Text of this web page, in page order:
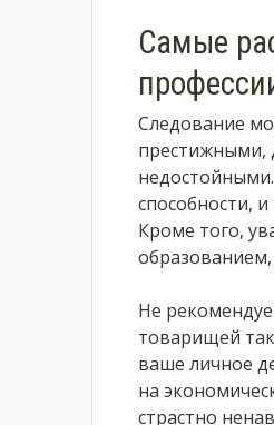
Самые
Следование
престижными,
способности,
Кроме того,
Не
товарищей
ваше личное
на
страстно